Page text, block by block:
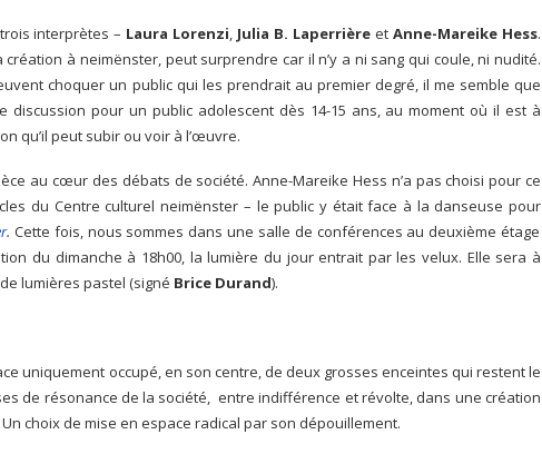
interprètes – Laura Lorenzi, Julia B. Laperrière etAnne-Mareike Hess.
à neimënster, peut surprendre car il n’y a ni sang qui coule, ni nudité.
choquer un public qui les prendrait au premier degré, il me semble que
pour un public adolescent dès 14-15 ans, au moment où il est à
qu’il peut subir ou voir à l’œuvre.
au cœur des débats de société. Anne-Mareike Hess n’a pas choisi pour ce
du Centre culturel neimënster – le public y était face à la danseuse pour
. Cette fois, nous sommes dans une salle de conférences au deuxième étage
du dimanche à 18h00, la lumière du jour entrait par les velux. Elle sera à
lumières pastel (signé Brice Durand).
uniquement occupé, en son centre, de deux grosses enceintes qui restent le
de résonance de la société, entre indifférence et révolte, dans une création
choix de mise en espace radical par son dépouillement.